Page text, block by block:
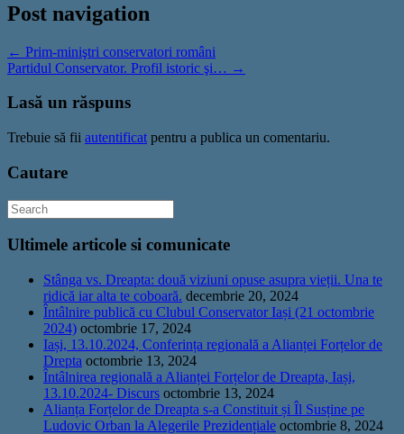
Post navigation
← Prim-miniştri conservatori români
Partidul Conservator. Profil istoric şi… →
Lasă un răspuns
Trebuie să fii autentificat pentru a publica un comentariu.
Cautare
Ultimele articole si comunicate
Stânga vs. Dreapta: două viziuni opuse asupra vieții. Una te
ridică iar alta te coboară. decembrie 20, 2024
Întâlnire publică cu Clubul Conservator Iași (21 octombrie
2024) octombrie 17, 2024
Iași, 13.10.2024, Conferința regională a Alianței Forțelor de
Drepta octombrie 13, 2024
Întâlnirea regională a Alianței Forțelor de Dreapta, Iași,
13.10.2024- Discurs octombrie 13, 2024
Alianța Forțelor de Dreapta s-a Constituit și Îl Susține pe
Ludovic Orban la Alegerile Prezidențiale octombrie 8, 2024